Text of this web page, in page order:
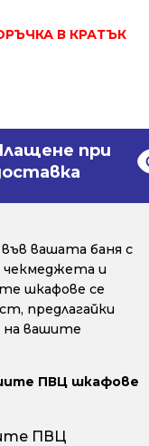
В КРАТЪК
при
вашата баня с
и
шкафове се
предлагайки
на вашите
ПВЦ шкафове
ПВЦ